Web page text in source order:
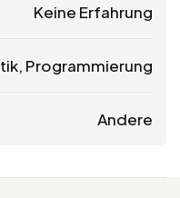
Keine Erfahrung
Programmierung
Andere